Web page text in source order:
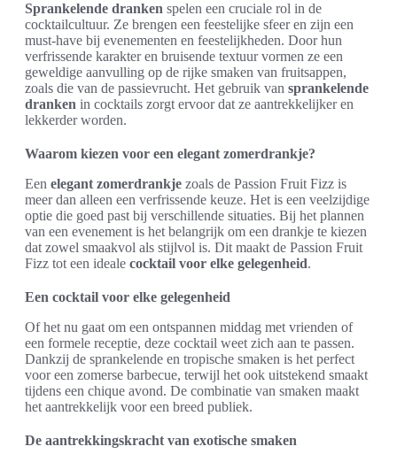
Sprankelende dranken spelen een cruciale rol in de
cocktailcultuur. Ze brengen een feestelijke sfeer en zijn een
must-have bij evenementen en feestelijkheden. Door hun
verfrissende karakter en bruisende textuur vormen ze een
geweldige aanvulling op de rijke smaken van fruitsappen,
zoals die van de passievrucht. Het gebruik van sprankelende
dranken in cocktails zorgt ervoor dat ze aantrekkelijker en
lekkerder worden.
Waarom kiezen voor een elegant zomerdrankje?
Een elegant zomerdrankje zoals de Passion Fruit Fizz is
meer dan alleen een verfrissende keuze. Het is een veelzijdige
optie die goed past bij verschillende situaties. Bij het plannen
van een evenement is het belangrijk om een drankje te kiezen
dat zowel smaakvol als stijlvol is. Dit maakt de Passion Fruit
Fizz tot een ideale cocktail voor elke gelegenheid.
Een cocktail voor elke gelegenheid
Of het nu gaat om een ontspannen middag met vrienden of
een formele receptie, deze cocktail weet zich aan te passen.
Dankzij de sprankelende en tropische smaken is het perfect
voor een zomerse barbecue, terwijl het ook uitstekend smaakt
tijdens een chique avond. De combinatie van smaken maakt
het aantrekkelijk voor een breed publiek.
De aantrekkingskracht van exotische smaken